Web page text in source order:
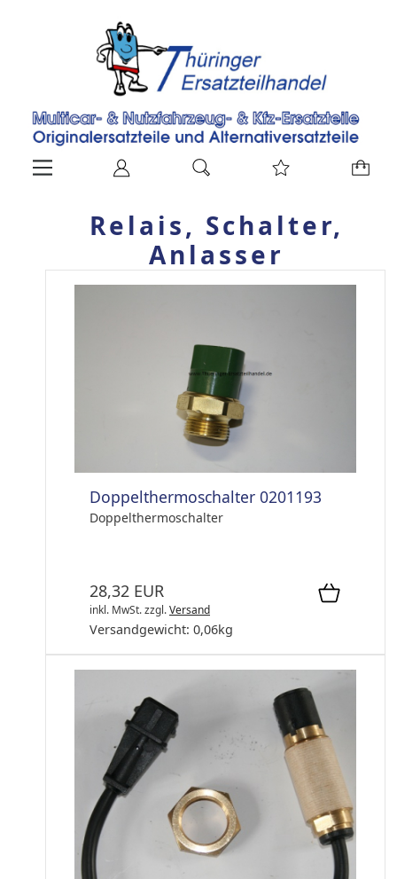
Relais, Schalter,
Anlasser
Doppelthermoschalter 0201193
Doppelthermoschalter
28,32 EUR
inkl. MwSt.zzgl.Versand
Versandgewicht: 0,06kg